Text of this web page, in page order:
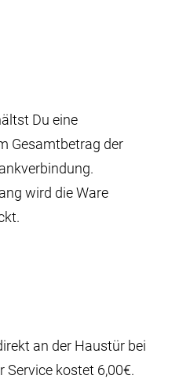
Du eine
Gesamtbetrag der
wird die Ware
an der Haustür bei
Service kostet 6,00€.